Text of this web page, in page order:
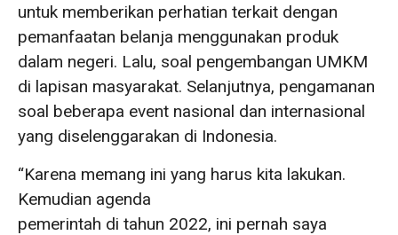
untuk memberikan perhatian terkait dengan
pemanfaatan belanja menggunakan produk
dalam negeri. Lalu, soal pengembangan UMKM
di lapisan masyarakat. Selanjutnya, pengamanan
soal beberapa event nasional dan internasional
yang diselenggarakan di Indonesia.
“Karena memang ini yang harus kita lakukan.
Kemudian agenda
pemerintah di tahun 2022, ini pernah saya